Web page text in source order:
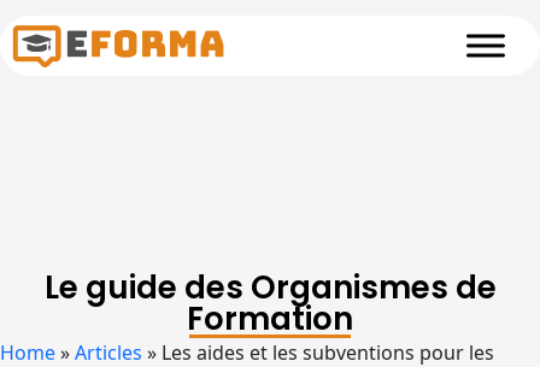
Le guide des Organismes de
Formation
Home»Articles » Les aides et les subventions pour les